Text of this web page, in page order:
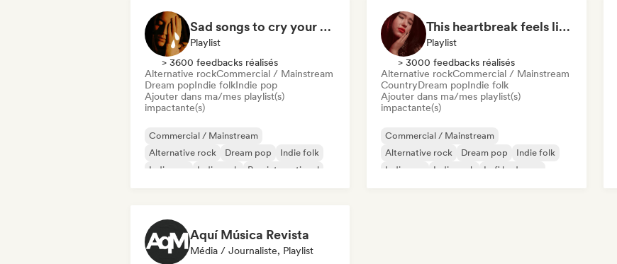
Sad songs to cry your eyes out
Playlist
> 3600 feedbacks réalisés
Alternative rockCommercial / Mainstream
Dream popIndie folkIndie pop
Ajouter dans ma/mes playlist(s)
impactante(s)
Commercial / Mainstream
Alternative rock
Dream pop
Indie folk
Indie pop
Indie rock
Pop international
This heartbreak feels like the end of the world
Playlist
> 3000 feedbacks réalisés
Alternative rockCommercial / Mainstream
CountryDream popIndie folk
Ajouter dans ma/mes playlist(s)
impactante(s)
Commercial / Mainstream
Alternative rock
Dream pop
Indie folk
Indie pop
Indie rock
Lofi bedroom
Aquí Música Revista
Média / Journaliste, Playlist